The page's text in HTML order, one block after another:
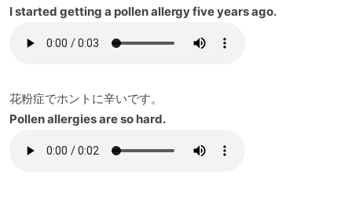
I started getting a pollen allergy five years ago.
花粉症でホントに辛いです。
Pollen allergies are so hard.